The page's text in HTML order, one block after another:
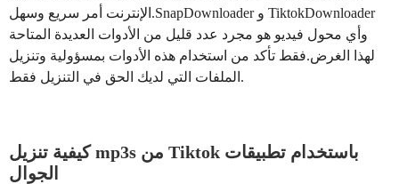
الإنترنت أمر سريع وسهل.SnapDownloader و TiktokDownloader
وأي محول فيديو هو مجرد عدد قليل من الأدوات العديدة المتاحة
لهذا الغرض.فقط تأكد من استخدام هذه الأدوات بمسؤولية وتنزيل
الملفات التي لديك الحق في التنزيل فقط.
كيفية تنزيل mp3s من Tiktok باستخدام تطبيقات
الجوال